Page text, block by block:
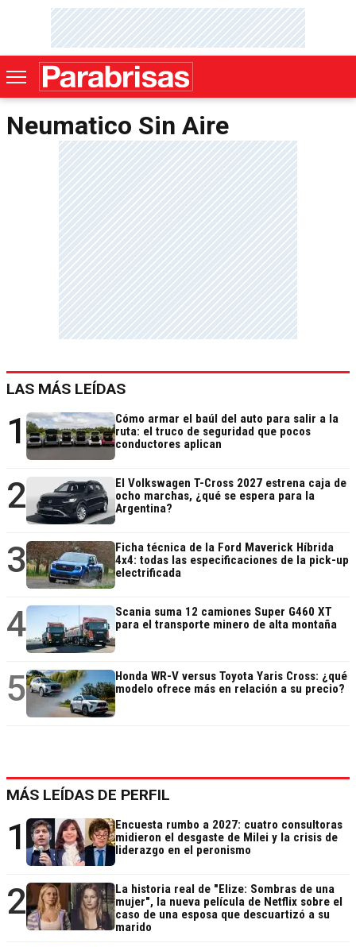
Neumatico Sin Aire
LAS MÁS LEÍDAS
1
Cómo armar el baúl del auto para salir a la
ruta: el truco de seguridad que pocos
conductores aplican
2
El Volkswagen T-Cross 2027 estrena caja de
ocho marchas, ¿qué se espera para la
Argentina?
3
Ficha técnica de la Ford Maverick Híbrida
4x4: todas las especificaciones de la pick-up
electrificada
4
Scania suma 12 camiones Super G460 XT
para el transporte minero de alta montaña
5
Honda WR-V versus Toyota Yaris Cross: ¿qué
modelo ofrece más en relación a su precio?
MÁS LEÍDAS DE PERFIL
1
Encuesta rumbo a 2027: cuatro consultoras
midieron el desgaste de Milei y la crisis de
liderazgo en el peronismo
2
La historia real de "Elize: Sombras de una
mujer", la nueva película de Netflix sobre el
caso de una esposa que descuartizó a su
marido